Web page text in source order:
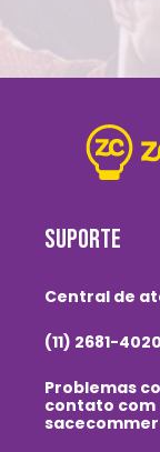
SUPORTE
Central de
(11) 2681-
Problemas
contato com